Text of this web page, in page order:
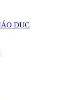
DỤC